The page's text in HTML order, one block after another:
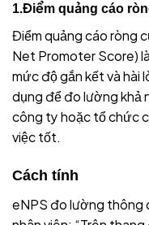
1.Điểm quảng cáo
Điểm quảng cáo ròng
Net Promoter Score)
mức độ gắn kết và hài
dụng để đo lường khả
công ty hoặc tổ chức
việc tốt.
Cách tính
eNPS đo lường thông